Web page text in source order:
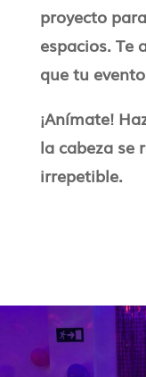
proyecto
espacios. Te
que tu
¡Anímate!
la cabeza se
irrepetible.